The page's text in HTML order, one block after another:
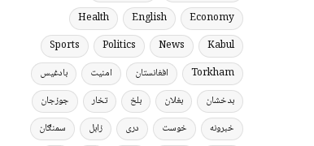
Economy
English
Health
Kabul
News
Politics
Sports
Torkham
افغانستان امنیت
بادغیس
بدخشان
بغلان بلخ تخار
جوزجان
خبرونه
خوست دری زابل
سمنګان